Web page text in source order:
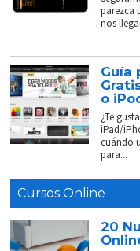
parezca
nos
Guía
o
¿Te
iPad/
cuándo
para...
Cursos Online
20